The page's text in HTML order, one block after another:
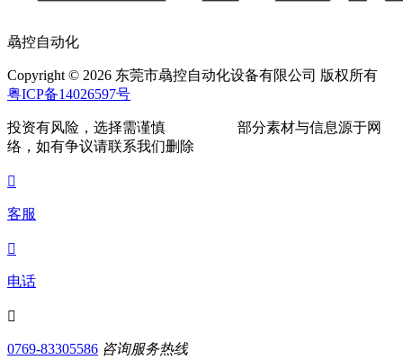
骉控自动化
Copyright © 2026 东莞市骉控自动化设备有限公司 版权所有
粤ICP备14026597号
投资有风险，选择需谨慎 部分素材与信息源于网
络，如有争议请联系我们删除

客服

电话

0769-83305586 咨询服务热线